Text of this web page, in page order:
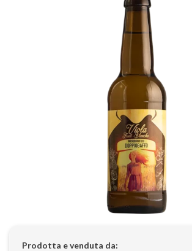
Prodotta e venduta da: